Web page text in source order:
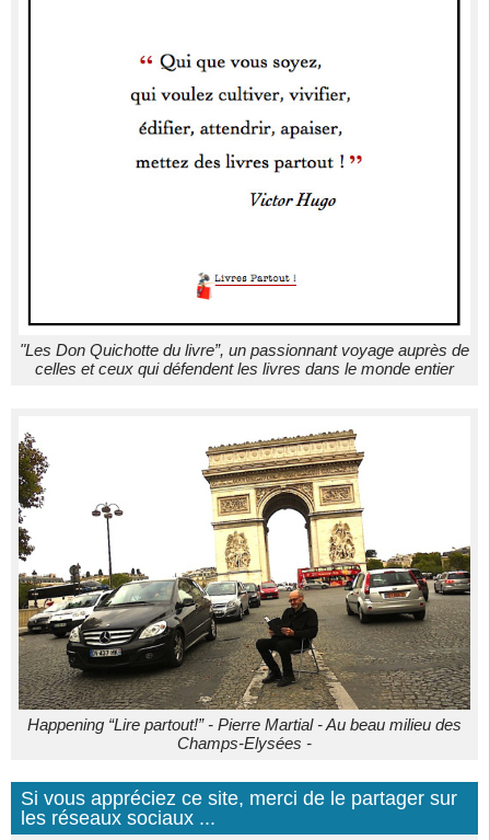
"Les Don Quichotte du livre”, un passionnant voyage auprès de
celles et ceux qui défendent les livres dans le monde entier
Happening “Lire partout!” - Pierre Martial - Au beau milieu des
Champs-Elysées -
Si vous appréciez ce site, merci de le partager sur
les réseaux sociaux ...